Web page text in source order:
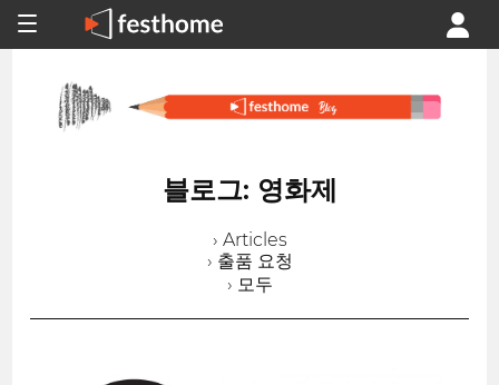
블로그: 영화제
› Articles
› 출품 요청
› 모두